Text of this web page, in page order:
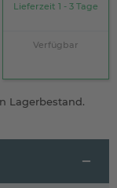
Lieferzeit 1 - 3 Tage
Verfügbar
Lagerbestand.